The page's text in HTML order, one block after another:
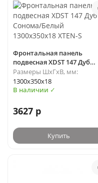
Фронтальная панель
подвесная XDST 147 Дуб
Сонома/Белый 1300х350х18
XTEN-S
Размеры ШхГхВ, мм:
1300х350х18
В наличии ✓
3627 р
Купить